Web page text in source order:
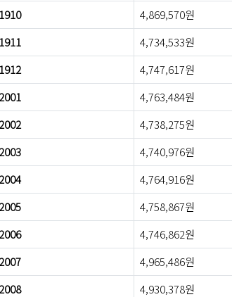
4,869,570원
4,734,533원
4,747,617원
4,763,484원
4,738,275원
4,740,976원
4,764,916원
4,758,867원
4,746,862원
4,965,486원
4,930,378원